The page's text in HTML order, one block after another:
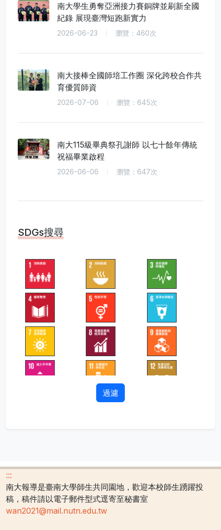
南大學生勇奪亞洲接力賽銅牌並刷新全國
紀錄 展現臺灣短跑新實力
2026-06-23 瀏覽：460次
南大接棒全國師培工作圈 深化跨校合作共
育優質師資
2026-07-06 瀏覽：645次
南大115級畢典祭孔謝師 以七十餘年傳統
祝福畢業啟程
2026-06-06 瀏覽：647次
SDGs搜尋
過濾
:::
南大報導是臺南大學師生共同園地，歡迎本校師生踴躍投
稿，稿件請以電子郵件型式逕寄至秘書室
wan2021@mail.nutn.edu.tw